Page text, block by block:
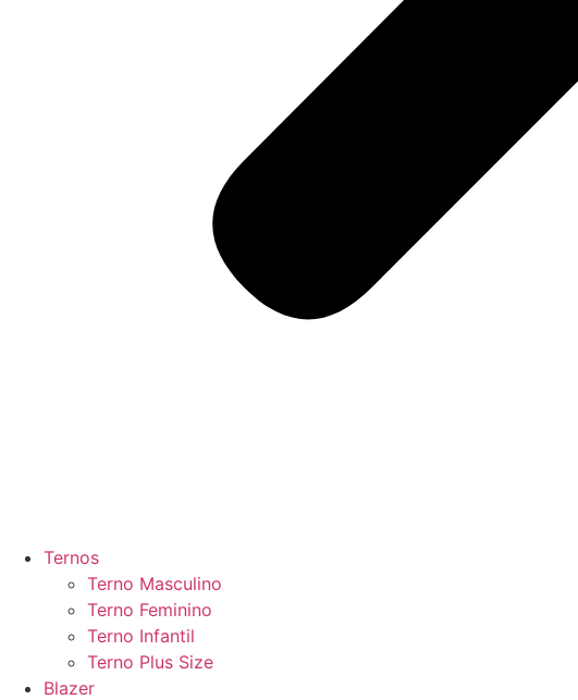
Ternos
Terno Masculino
Terno Feminino
Terno Infantil
Terno Plus Size
Blazer